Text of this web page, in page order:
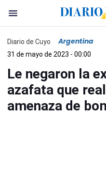
Diario de Cuyo Argentina
31 de mayo de 2023 - 00:00
Le negaron la
azafata que
amenaza de